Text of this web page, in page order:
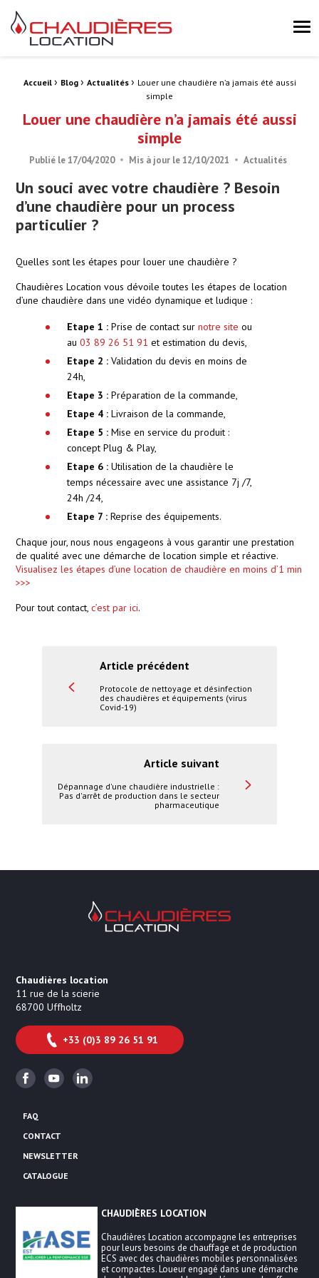
Chaudières Location Location de chaudière et chaufferie mobile
Fil d'Ariane :
Accueil › Blog › Actualités › Louer une chaudière n’a jamais été aussi
simple
Louer une chaudière n’a jamais été aussi
simple
Publié le17/04/2020 Mis à jour le12/10/2021 Actualités
Un souci avec votre chaudière ? Besoin
d’une chaudière pour un process
particulier ?
Quelles sont les étapes pour louer une chaudière ?
Chaudières Location vous dévoile toutes les étapes de location
d’une chaudière dans une vidéo dynamique et ludique :
Etape 1 : Prise de contact sur notre site ou
au 03 89 26 51 91 et estimation du devis,
Etape 2 : Validation du devis en moins de
24h,
Etape 3 : Préparation de la commande,
Etape 4 : Livraison de la commande,
Etape 5 : Mise en service du produit :
concept Plug & Play,
Etape 6 : Utilisation de la chaudière le
temps nécessaire avec une assistance 7j /7,
24h /24,
Etape 7 : Reprise des équipements.
Chaque jour, nous nous engageons à vous garantir une prestation
de qualité avec une démarche de location simple et réactive.
Visualisez les étapes d’une location de chaudière en moins d’1 min
>>>
Pour tout contact, c’est par ici.
Article précédent
Protocole de nettoyage et désinfection
des chaudières et équipements (virus
Covid-19)
Article suivant
Dépannage d'une chaudière industrielle :
Pas d'arrêt de production dans le secteur
pharmaceutique
Chaudières Location Location de
Chaudières location
11 rue de la scierie
68700 Uffholtz
+33 (0)3 89 26 51 91
FacebookYoutubeLinkedin
FAQ
CONTACT
NEWSLETTER
CATALOGUE
CHAUDIÈRES LOCATION
Chaudières Location accompagne les entreprises
pour leurs besoins de chauffage et de production
ECS avec des chaudières mobiles personnalisées
et compactes. Loueur engagé dans une démarche